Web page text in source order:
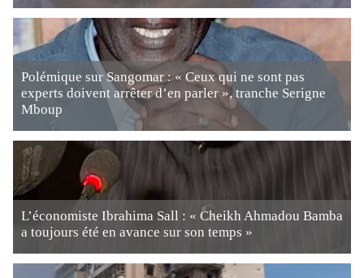
Polémique sur Sangomar : « Ceux qui ne sont pas
experts doivent arrêter d’en parler », tranche Serigne
Mboup
L’économiste Ibrahima Sall : « Cheikh Ahmadou Bamba
a toujours été en avance sur son temps »